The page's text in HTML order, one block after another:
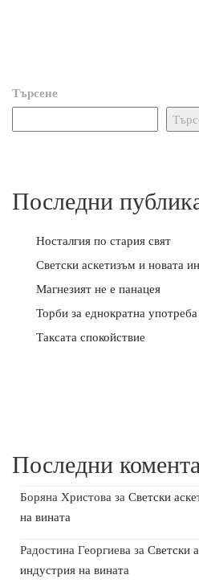
Търсене
Последни
Носталгия по стария свят
Светски аскетизъм и новата
Магнезият не е панацея
Торби за еднократна употреба
Таксата спокойствие
Последни
Боряна Христова за Светски
на вината
Радостина Георгиева за Светски
индустрия на вината